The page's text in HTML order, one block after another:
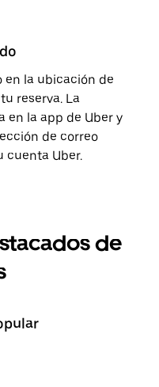
en la ubicación de
reserva. La
en la app de Uber y
de correo
cuenta Uber.
de